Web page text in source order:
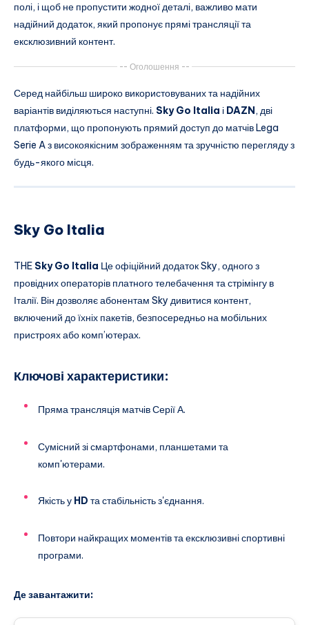
полі, і щоб не пропустити жодної деталі, важливо мати
надійний додаток, який пропонує прямі трансляції та
ексклюзивний контент.
-- Оголошення --
Серед найбільш широко використовуваних та надійних
варіантів виділяються наступні. Sky Go Italia і DAZN, дві
платформи, що пропонують прямий доступ до матчів Lega
Serie A з високоякісним зображенням та зручністю перегляду з
будь-якого місця.
Sky Go Italia
THE Sky Go Italia Це офіційний додаток Sky, одного з
провідних операторів платного телебачення та стрімінгу в
Італії. Він дозволяє абонентам Sky дивитися контент,
включений до їхніх пакетів, безпосередньо на мобільних
пристроях або комп’ютерах.
Ключові характеристики:
Пряма трансляція матчів Серії А.
Сумісний зі смартфонами, планшетами та
комп'ютерами.
Якість у HD та стабільність з'єднання.
Повтори найкращих моментів та ексклюзивні спортивні
програми.
Де завантажити: